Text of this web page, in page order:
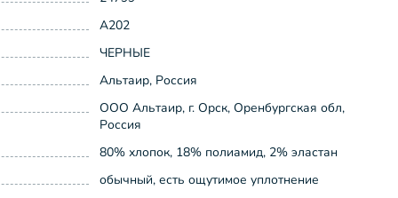
А202
ЧЕРНЫЕ
Альтаир, Россия
ООО Альтаир, г. Орск, Оренбургская обл,
Россия
80% хлопок, 18% полиамид, 2% эластан
обычный, есть ощутимое уплотнение